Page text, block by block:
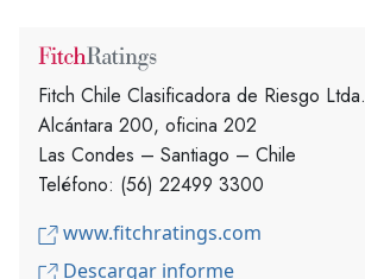
Fitch Chile Clasificadora de Riesgo Ltda.
Alcántara 200, oficina 202
Las Condes – Santiago – Chile
Teléfono: (56) 22499 3300
www.fitchratings.com
Descargar informe